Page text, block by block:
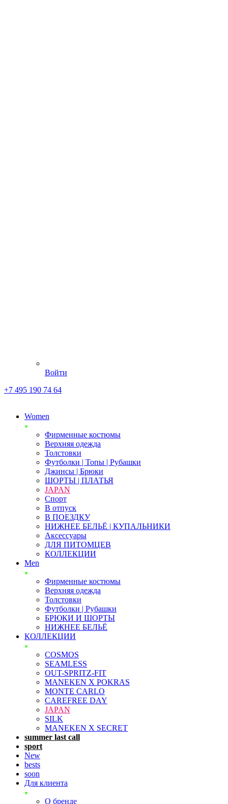
Войти
+7 495 190 74 64
Women
Фирменные костюмы
Верхняя одежда
Толстовки
Футболки | Топы | Рубашки
Джинсы | Брюки
ШОРТЫ | ПЛАТЬЯ
JAPAN
Спорт
В отпуск
В ПОЕЗДКУ
НИЖНЕЕ БЕЛЬЁ | КУПАЛЬНИКИ
Аксессуары
ДЛЯ ПИТОМЦЕВ
КОЛЛЕКЦИИ
Men
Фирменные костюмы
Верхняя одежда
Толстовки
Футболки | Рубашки
БРЮКИ И ШОРТЫ
НИЖНЕЕ БЕЛЬЁ
КОЛЛЕКЦИИ
COSMOS
SEAMLESS
OUT-SPRITZ-FIT
MANEKEN X POKRAS
MONTE CARLO
CAREFREE DAY
JAPAN
SILK
MANEKEN X SECRET
summer last call
sport
New
bests
soon
Для клиента
О бренде